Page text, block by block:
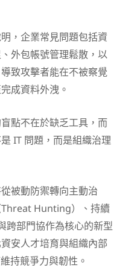
，企業常見問題包括資
外包帳號管理鬆散，以
致攻擊者能在不被察覺
成資料外洩。
點不在於缺乏工具，而
IT 問題，而是組織治理
被動防禦轉向主動治
Hunting）、持續
部門協作為核心的新型
安人才培育與組織內部
持競爭力與韌性。